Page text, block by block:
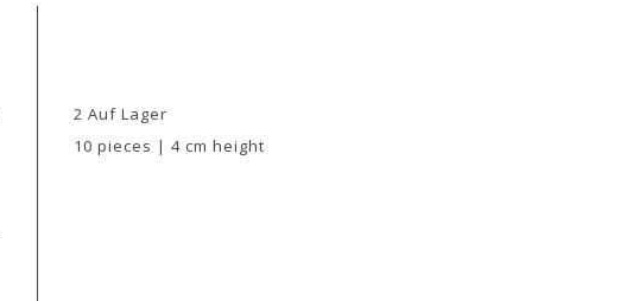
2 Auf Lager
10 pieces | 4 cm height